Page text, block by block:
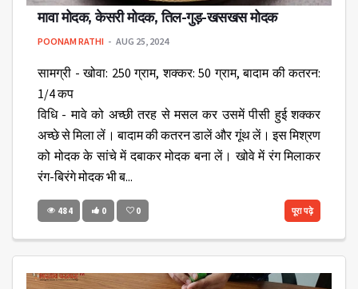
मावा मोदक, केसरी मोदक, तिल-गुड़-खसखस मोदक
POONAM RATHI AUG 25, 2024
सामग्री - खोवा: 250 ग्राम, शक्कर: 50 ग्राम, बादाम की कतरन:
1/4 कप
विधि - मावे को अच्छी तरह से मसल कर उसमें पीसी हुई शक्कर
अच्छे से मिला लें। बादाम की कतरन डालें और गूंथ लें। इस मिश्रण
को मोदक के सांचे में दबाकर मोदक बना लें। खोवे में रंग मिलाकर
रंग-बिरंगे मोदक भी ब...
484 0 0 पूरा पढ़े